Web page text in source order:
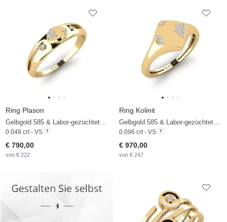
Ring Plason
Gelbgold 585 & Labor-gezüchteter Diamant
0.048 crt - VS
€ 790,00
von € 222
Ring Kolinit
Gelbgold 585 & Labor-gezüchteter Diamant
0.096 crt - VS
€ 970,00
von € 247